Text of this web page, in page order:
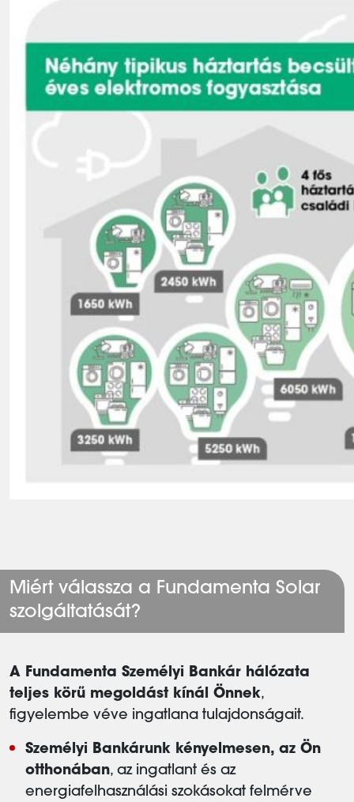
Miért válassza a Fundamenta Solar
szolgáltatását?
A Fundamenta Személyi Bankár hálózata
teljes körű megoldást kínál Önnek,
figyelembe véve ingatlana tulajdonságait.
Személyi Bankárunk kényelmesen, az Ön
otthonában, az ingatlant és az
energiafelhasználási szokásokat felmérve